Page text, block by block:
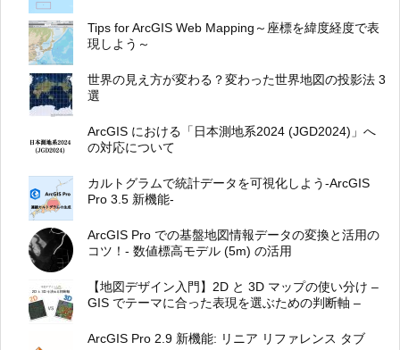
Tips for ArcGIS Web Mapping～座標を緯度経度で表
現しよう～
世界の見え方が変わる？変わった世界地図の投影法 3
選
ArcGIS における「日本測地系2024 (JGD2024)」へ
の対応について
カルトグラムで統計データを可視化しよう-ArcGIS
Pro 3.5 新機能-
ArcGIS Pro での基盤地図情報データの変換と活用の
コツ！- 数値標高モデル (5m) の活用
【地図デザイン入門】2D と 3D マップの使い分け –
GIS でテーマに合った表現を選ぶための判断軸 –
ArcGIS Pro 2.9 新機能: リニア リファレンス タブ